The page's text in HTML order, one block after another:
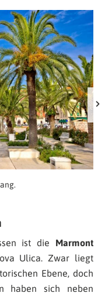
ist die Marmont
Ulica. Zwar liegt
Ebene, doch
haben sich neben